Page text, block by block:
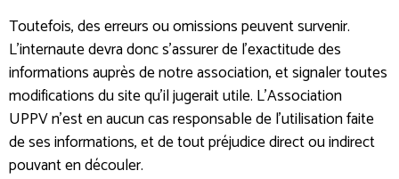
Toutefois, des erreurs ou omissions peuvent survenir.
L’internaute devra donc s’assurer de l’exactitude des
informations auprès de notre association, et signaler toutes
modifications du site qu’il jugerait utile. L'Association
UPPV n’est en aucun cas responsable de l’utilisation faite
de ses informations, et de tout préjudice direct ou indirect
pouvant en découler.